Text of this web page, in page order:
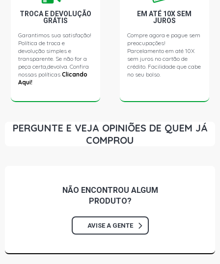
VERONA GLX SEDAN 2.0 8V AP (1990 - 1996)
LOGUS CL SEDAN 1.6 8V AE (1993 - 1997)
LOGUS CLI SEDAN 1.6 8V AE (1993 - 1997)
LOGUS GL SEDAN 1.6 8V AE (1993 - 1997)
LOGUS GLI SEDAN 1.6 8V AE (1993 - 1997)
LOGUS CLI SEDAN 1.6 8V AP (1993 - 1997)
LOGUS GL SEDAN 1.6 8V AP (1993 - 1997)
TROCA E DEVOLUÇÃO
GRÁTIS
Garantimos sua satisfação!
Política de troca e
devolução simples e
transparente. Se não for a
peça certa,devolva. Confira
nossas políticasClicando
Aqui!
EM ATÉ 10X SEM
JUROS
Compre agora e pague sem
preocupações!
Parcelamento em até 10X
sem juros no cartão de
crédito. Facilidade que cabe
no seu bolso.
PERGUNTE E VEJA OPINIÕES DE QUEM JÁ
COMPROU
NÃO ENCONTROU ALGUM
PRODUTO?
AVISE A GENTE